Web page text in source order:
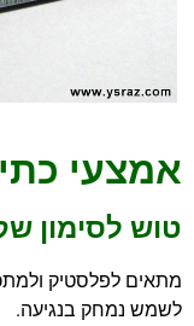
אמצעי
טוש לסימון
מתאים לפלסטיק
לשמש נמחק בנגיעה.